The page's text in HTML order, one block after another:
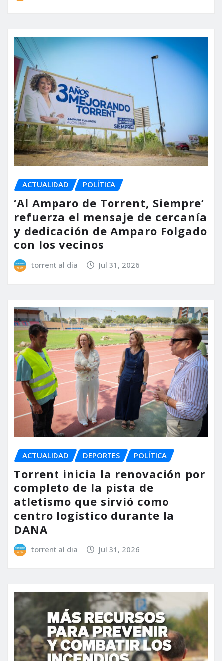
ACTUALIDAD POLÍTICA
‘Al Amparo de Torrent, Siempre’
refuerza el mensaje de cercanía
y dedicación de Amparo Folgado
con los vecinos
torrent al dia Jul 31, 2026
ACTUALIDAD DEPORTES POLÍTICA
Torrent inicia la renovación por
completo de la pista de
atletismo que sirvió como
centro logístico durante la
DANA
torrent al dia Jul 31, 2026